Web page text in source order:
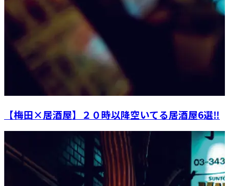
【梅田×居酒屋】２０時以降空いてる居酒屋6選‼